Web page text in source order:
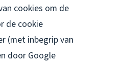
cookies om de
de cookie
(met inbegrip van
door Google